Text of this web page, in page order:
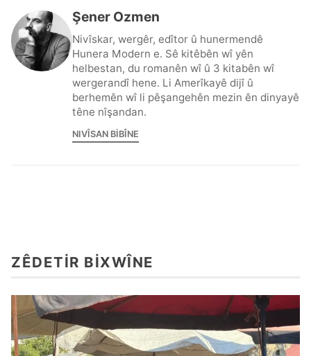
Şener Ozmen
Nivîskar, wergêr, edîtor û hunermendê
Hunera Modern e. Sê kitêbên wî yên
helbestan, du romanên wî û 3 kitabên wî
wergerandî hene. Li Amerîkayê dijî û
berhemên wî li pêşangehên mezin ên dinyayê
têne nîşandan.
NIVÎSAN BIBÎNE
ZÊDETIR BIXWÎNE